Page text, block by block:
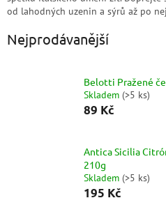
od lahodných uzenin a sýrů až po
Nejprodávanější
Belotti Pražené
Skladem (>5 ks)
89 Kč
Antica Sicilia
210g
Skladem (>5 ks)
195 Kč